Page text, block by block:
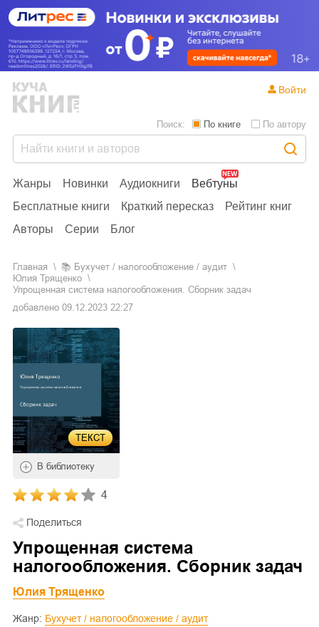
Жанры Новинки Аудиокниги
Вебтуны
Бесплатные книги
Краткий пересказ
Рейтинг книг
Авторы
Серии Блог
Поиск: По книге По автору
Войти
Главная 📚
бухучет / налогообложение / аудит
Юлия Трященко
Упрощенная система налогообложения. Сборник задач
добавлено 09.12.2023 22:27
ТЕКСТ
В библиотеку
4
Поделиться
Упрощенная система
налогообложения. Сборник задач
Юлия Трященко
Жанр:
Бухучет / налогообложение / аудит